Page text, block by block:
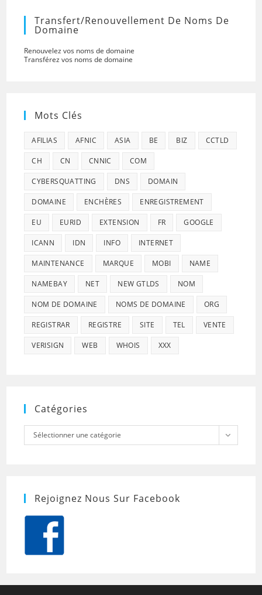
Transfert/renouvellement De Noms De
Domaine
Renouvelez vos noms de domaine
Transférez vos noms de domaine
Mots Clés
AFILIAS AFNIC ASIA BE BIZ CCTLD
CH CN CNNIC COM
CYBERSQUATTING DNS DOMAIN
DOMAINE ENCHÈRES ENREGISTREMENT
EU EURID EXTENSION FR GOOGLE
ICANN IDN INFO INTERNET
MAINTENANCE MARQUE MOBI NAME
NAMEBAY NET NEW GTLDS NOM
NOM DE DOMAINE NOMS DE DOMAINE ORG
REGISTRAR REGISTRE SITE TEL VENTE
VERISIGN WEB WHOIS XXX
Catégories
Catégories
Sélectionner une catégorie
Rejoignez Nous Sur Facebook